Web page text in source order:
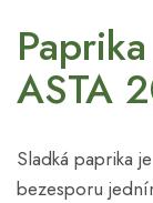
ASTA
Sladká paprika je
bezesporu